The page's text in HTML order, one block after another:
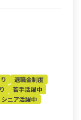
退職金制度
若手活躍中
シニア活躍中